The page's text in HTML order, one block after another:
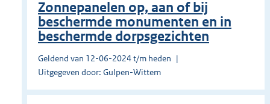
Zonnepanelen op, aan of bij
beschermde monumenten en in
beschermde dorpsgezichten
Geldend van 12-06-2024 t/m heden
Uitgegeven door: Gulpen-Wittem